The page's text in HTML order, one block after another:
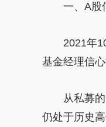
一、A股
2021年
基金经理信
从私募
仍处于历史